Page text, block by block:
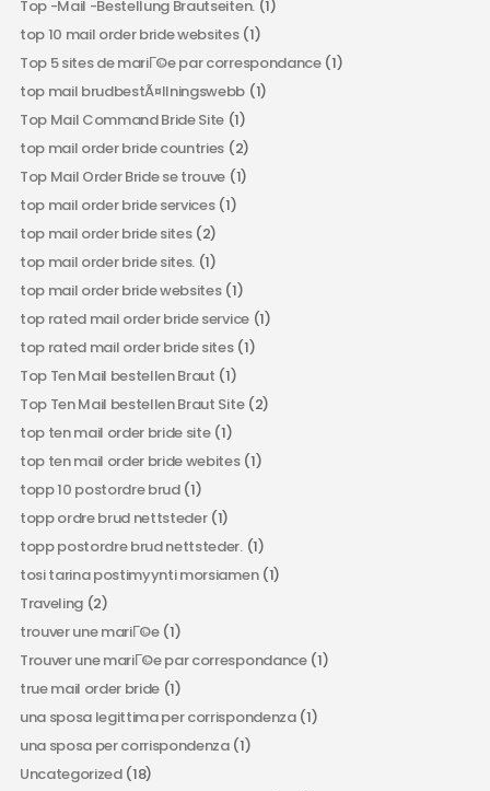
Top -Mail -Bestellung Brautseiten.(1)
top 10 mail order bride websites(1)
Top 5 sites de mariГ©e par correspondance(1)
top mail brudbestÃ¤llningswebb (1)
Top Mail Command Bride Site (1)
top mail order bride countries (2)
Top Mail Order Bride se trouve (1)
top mail order bride services(1)
top mail order bride sites(2)
top mail order bride sites. (1)
top mail order bride websites(1)
top rated mail order bride service(1)
top rated mail order bride sites(1)
Top Ten Mail bestellen Braut (1)
Top Ten Mail bestellen Braut Site(2)
top ten mail order bride site(1)
top ten mail order bride webites(1)
topp 10 postordre brud(1)
topp ordre brud nettsteder(1)
topp postordre brud nettsteder.(1)
tosi tarina postimyynti morsiamen(1)
Traveling(2)
trouver une mariГ©e(1)
Trouver une mariГ©e par correspondance(1)
true mail order bride (1)
una sposa legittima per corrispondenza(1)
una sposa per corrispondenza(1)
Uncategorized(18)